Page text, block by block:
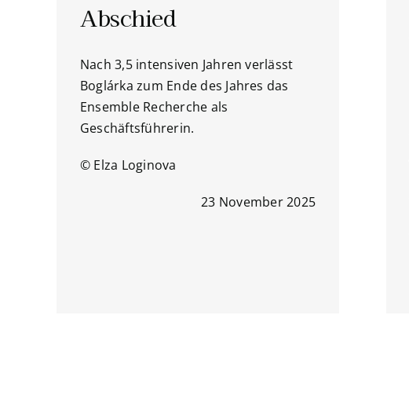
Abschied
Nach 3,5 intensiven Jahren verlässt
Boglárka zum Ende des Jahres das
Ensemble Recherche als
Geschäftsführerin.
© Elza Loginova
23 November 2025